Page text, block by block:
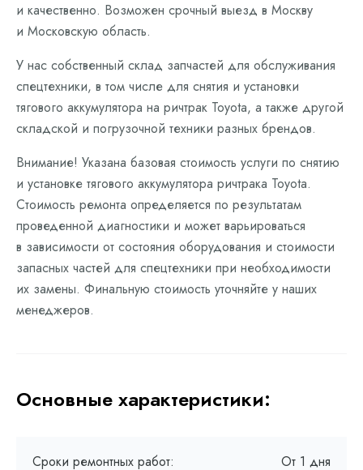
и качественно. Возможен срочный выезд в Москву
и Московскую область.
У нас собственный склад запчастей для обслуживания
спецтехники, в том числе для снятия и установки
тягового аккумулятора на ричтрак Toyota, а также другой
складской и погрузочной техники разных брендов.
Внимание! Указана базовая стоимость услуги по снятию
и установке тягового аккумулятора ричтрака Toyota.
Стоимость ремонта определяется по результатам
проведенной диагностики и может варьироваться
в зависимости от состояния оборудования и стоимости
запасных частей для спецтехники при необходимости
их замены. Финальную стоимость уточняйте у наших
менеджеров.
Основные характеристики:
Сроки ремонтных работ: От 1 дня